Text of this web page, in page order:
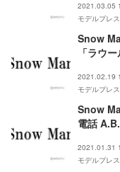
2021.03.05
モデルプレス
Snow
「ラウ
2021.02.19
モデルプレス
Snow
電話
2021.01.31
モデルプレス